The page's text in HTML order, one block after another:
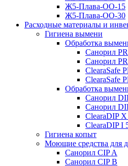
Ж5-Плава-ОО-15
Ж5-Плава-ОО-30
Расходные материалы и
Гигиена вымени
Обработка
Санорил
Санорил
ClearaSafe
ClearaSafe
Обработка
Санорил
Санорил
ClearaDIP
ClearaDIP I
Гигиена копыт
Моющие средства для
Санорил CIP A
Санорил CIP B